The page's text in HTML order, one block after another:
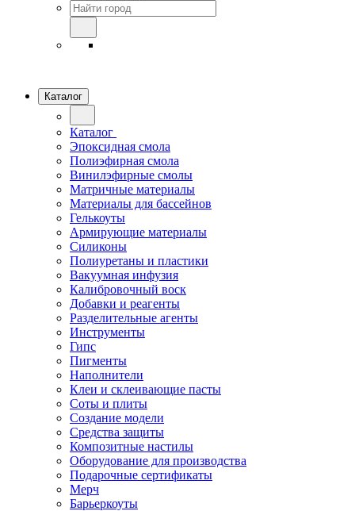
Каталог
Каталог
Эпоксидная смола
Полиэфирная смола
Винилэфирные смолы
Матричные материалы
Материалы для бассейнов
Гелькоуты
Армирующие материалы
Силиконы
Полиуретаны и пластики
Вакуумная инфузия
Калибровочный воск
Добавки и реагенты
Разделительные агенты
Инструменты
Гипс
Пигменты
Наполнители
Клеи и склеивающие пасты
Соты и плиты
Создание модели
Средства защиты
Композитные настилы
Оборудование для производства
Подарочные сертификаты
Мерч
Барьеркоуты